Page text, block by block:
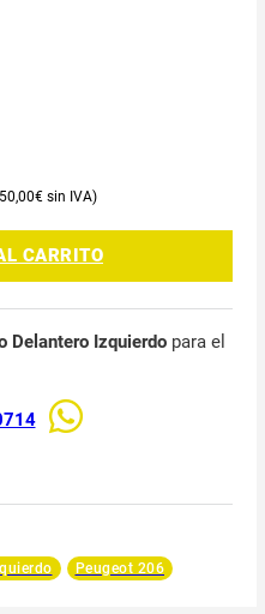
€
CARRITO
Delantero Izquierdopara el
Peugeot 206